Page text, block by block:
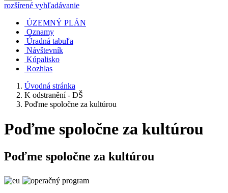
rozšírené vyhľadávanie
ÚZEMNÝ PLÁN
Oznamy
Úradná tabuľa
Návštevník
Kúpalisko
Rozhlas
Úvodná stránka
K odstranění - DŠ
Poďme spoločne za kultúrou
Poďme spoločne za kultúrou
Poďme spoločne za kultúrou